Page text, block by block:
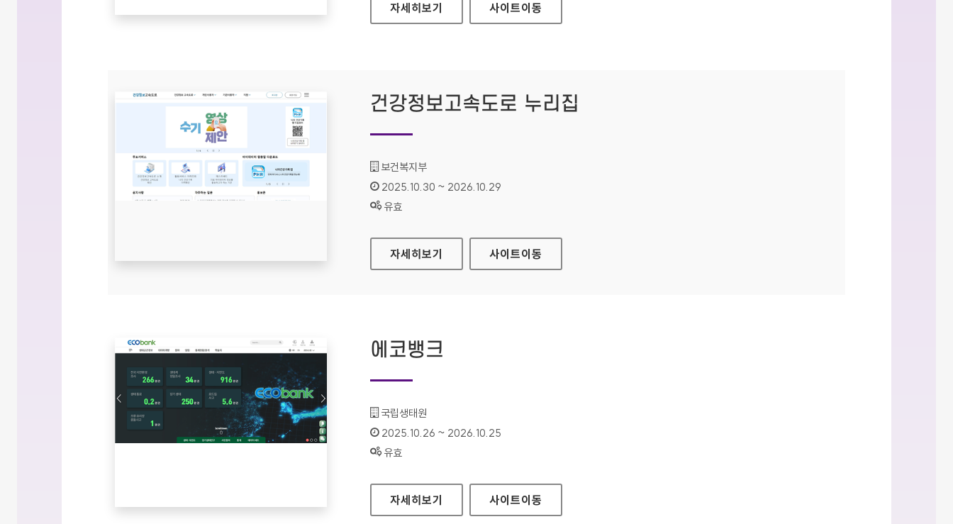
지방공공기관 경영정보 공개시스템(클린아이)
자세히보기 사이트이동
건강정보고속도로 누리집
기관명 :
보건복지부
인증기간 :
2025.10.30 ~ 2026.10.29
상태 :
유효
건강정보고속도로 누리집
자세히보기 사이트이동
에코뱅크
기관명 :
국립생태원
인증기간 :
2025.10.26 ~ 2026.10.25
상태 :
유효
에코뱅크
자세히보기 사이트이동